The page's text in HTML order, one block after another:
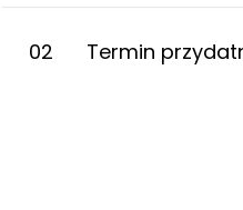
02 Termin